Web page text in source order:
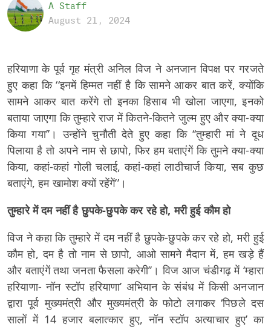
A Staff
August 21, 2024
हरियाणा के पूर्व गृह मंत्री अनिल विज ने अनजान विपक्ष पर गरजते
हुए कहा कि ‘‘इनमें हिम्मत नहीं है कि सामने आकर बात करें, क्योंकि
सामने आकर बात करेंगे तो इनका हिसाब भी खोला जाएगा, इनको
बताया जाएगा कि तुम्हारे राज में कितने-कितने जुल्म हुए और क्या-क्या
किया गया’’। उन्होंने चुनौती देते हुए कहा कि ‘‘तुम्हारी मां ने दूध
पिलाया है तो अपने नाम से छापो, फिर हम बताएंगें कि तुमने क्या-क्या
किया, कहां-कहां गोली चलाई, कहां-कहां लाठीचार्ज किया, सब कुछ
बताएंगे, हम खामोश क्यों रहेंगें’’।
तुम्हारे में दम नहीं है छुपके-छुपके कर रहे हो, मरी हुई कौम हो
विज ने कहा कि तुम्हारे में दम नहीं है छुपके-छुपके कर रहे हो, मरी हुई
कौम हो, दम है तो नाम से छापो, आओ सामने मैदान में, हम खड़े हैं
और बताएंगें तथा जनता फैसला करेगी’’। विज आज चंडीगढ़ में ‘म्हारा
हरियाणा- नॉन स्टॉप हरियाणा’ अभियान के संबंध में किसी अनजान
द्वारा पूर्व मुख्यमंत्री और मुख्यमंत्री के फोटो लगाकर ‘पिछले दस
सालों में 14 हजार बलात्कार हुए, नॉन स्टॉप अत्याचार हुए’ का